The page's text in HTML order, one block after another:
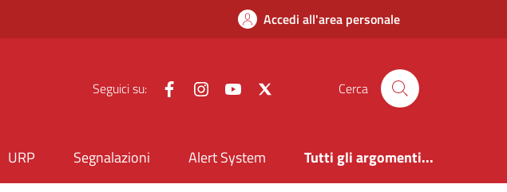
Accedi all'area personale
Seguici su: FacebookInstagramYouTube Cerca
URP Segnalazioni Alert System Tutti gli argomenti...